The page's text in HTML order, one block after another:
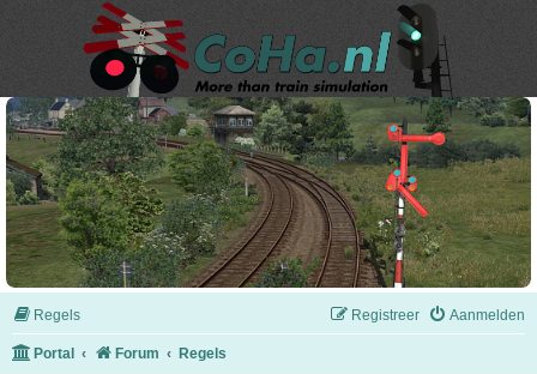
Regels Aanmelden
Registreer
Portal Forum Regels